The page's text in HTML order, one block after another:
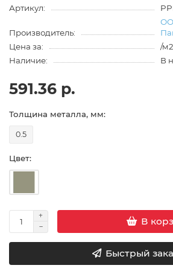
Артикул:
Производитель:
Цена за:
/м2
Наличие:
В
591.36 р.
Толщина металла, мм:
0.5
Цвет:
В
Быстрый